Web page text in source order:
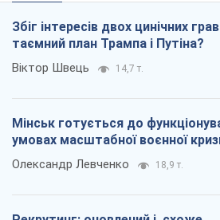
Збіг інтересів двох цинічних
таємний план Трампа і Путіна?
Віктор Швець 14,7 т.
Мінськ готується до
умовах масштабної воєнної
Олександр Левченко 18,9 т.